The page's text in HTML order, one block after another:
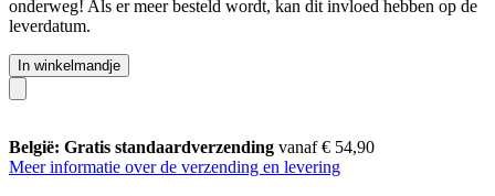
onderweg! Als er meer besteld wordt, kan dit invloed hebben op de
leverdatum.
In winkelmandje
België: Gratis standaardverzending vanaf € 54,90
Meer informatie over de verzending en levering